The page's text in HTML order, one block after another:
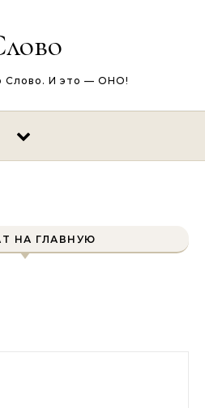
Слово. И это — ОНО!
НА ГЛАВНУЮ